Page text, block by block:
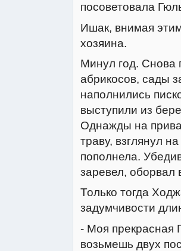
посоветовала
Ишак, внимая
хозяина.
Минул год. Снова
абрикосов, сады
наполнились
выступили из
Однажды на
траву, взглянул
пополнела.
заревел, оборвал
Только тогда
задумчивости
- Моя прекрасная
возьмешь двух